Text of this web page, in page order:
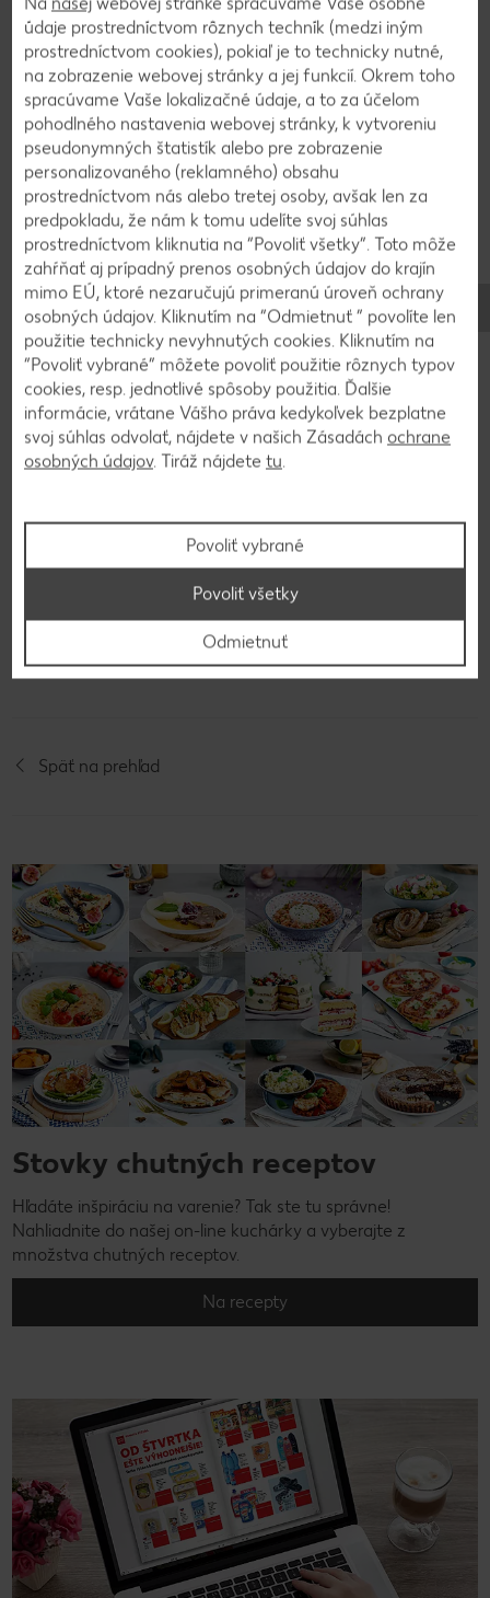
2
Cesto dáme do formy na pečenie s priemerom 22
cm a pečieme pri 175 °C asi 40-50 minút.
Skontrolujeme špáradlom, a ak je suché, korpus
vyberieme a necháme vychladnúť. Vychladnutý
korpus prekrojíme na 3 kusy. Vrchný kus
pomrvíme.
3
V miske vyšľaháme smotanovú nátierku, šľahačku,
cukor a vanilku. Spodný korpus potrieme ovocným
džemom a tretinou krému. Prikryjeme druhým
korpusom, ktorý tiež potrieme džemom a
zvyšným krémom. Krém vytvarujeme do kopčeka,
Dozdobíme ovocím a jedlými kvetmi.
Video k receptu
Späť na prehľad
Stovky chutných receptov
Hľadáte inšpiráciu na varenie? Tak ste tu správne!
Nahliadnite do našej on-line kuchárky a vyberajte z
množstva chutných receptov.
Na recepty
údaje prostredníctvom rôznych techník (medzi iným
prostredníctvom cookies), pokiaľ je to technicky nutné,
na zobrazenie webovej stránky a jej funkcií. Okrem toho
spracúvame Vaše lokalizačné údaje, a to za účelom
pohodlného nastavenia webovej stránky, k vytvoreniu
pseudonymných štatistík alebo pre zobrazenie
personalizovaného (reklamného) obsahu
prostredníctvom nás alebo tretej osoby, avšak len za
predpokladu, že nám k tomu udelíte svoj súhlas
prostredníctvom kliknutia na “Povoliť všetky”. Toto môže
zahŕňať aj prípadný prenos osobných údajov do krajín
mimo EÚ, ktoré nezaručujú primeranú úroveň ochrany
osobných údajov. Kliknutím na “Odmietnuť ” povolíte len
použitie technicky nevyhnutých cookies. Kliknutím na
“Povoliť vybrané” môžete povoliť použitie rôznych typov
cookies, resp. jednotlivé spôsoby použitia. Ďalšie
informácie, vrátane Vášho práva kedykoľvek bezplatne
svoj súhlas odvolať, nájdete v našich Zásadách ochrane
osobných údajov. Tiráž nájdete tu.
Povoliť vybrané
Odmietnuť
Povoliť všetky